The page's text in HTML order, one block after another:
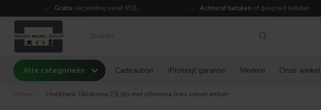
Gratis verzending vanaf €50,- Achteraf betalen of gespreid betalen
Alle categorieën Cadeaubon iProteqt garantie Merken Onze winkel
Home Hoekbank Oklahoma 2,5 zits met ottomane links velvet amber